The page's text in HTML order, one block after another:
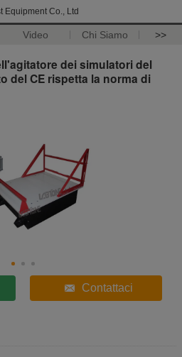
Equipment Co., Ltd
Video Chi Siamo >>
dei simulatori del
del CE rispetta la norma di
Contattaci